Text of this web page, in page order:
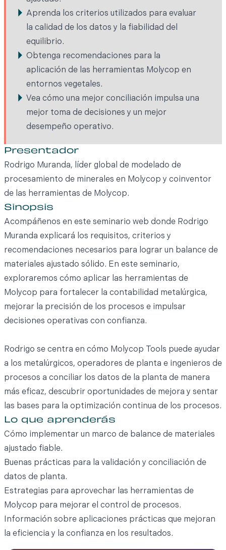
Aprenda los criterios utilizados para evaluar
la calidad de los datos y la fiabilidad del
equilibrio.
Obtenga recomendaciones para la
aplicación de las herramientas Molycop en
entornos vegetales.
Vea cómo una mejor conciliación impulsa una
mejor toma de decisiones y un mejor
desempeño operativo.
Presentador
Rodrigo Muranda, líder global de modelado de
procesamiento de minerales en Molycop y coinventor
de las herramientas de Molycop.
Sinopsis
Acompáñenos en este seminario web donde Rodrigo
Muranda explicará los requisitos, criterios y
recomendaciones necesarios para lograr un balance de
materiales ajustado sólido. En este seminario,
exploraremos cómo aplicar las herramientas de
Molycop para fortalecer la contabilidad metalúrgica,
mejorar la precisión de los procesos e impulsar
decisiones operativas con confianza.
Rodrigo se centra en cómo Molycop Tools puede ayudar
a los metalúrgicos, operadores de planta e ingenieros de
procesos a conciliar los datos de la planta de manera
más eficaz, descubrir oportunidades de mejora y sentar
las bases para la optimización continua de los procesos.
Lo que aprenderás
Cómo implementar un marco de balance de materiales
ajustado fiable.
Buenas prácticas para la validación y conciliación de
datos de planta.
Estrategias para aprovechar las herramientas de
Molycop para mejorar el control de procesos.
Información sobre aplicaciones prácticas que mejoran
la eficiencia y la confianza en los resultados.